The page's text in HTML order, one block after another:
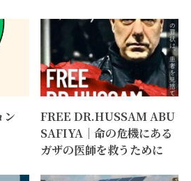
ン
FREE DR.HUSSAM ABU
SAFIYA｜命の危機にある
ガザの医師を救うために